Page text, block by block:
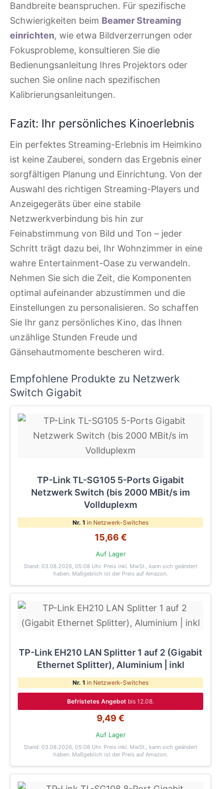
Bandbreite beanspruchen. Für spezifische
Schwierigkeiten beim Beamer Streaming
einrichten, wie etwa Bildverzerrungen oder
Fokusprobleme, konsultieren Sie die
Bedienungsanleitung Ihres Projektors oder
suchen Sie online nach spezifischen
Kalibrierungsanleitungen.
Fazit: Ihr persönliches Kinoerlebnis
Ein perfektes Streaming-Erlebnis im Heimkino
ist keine Zauberei, sondern das Ergebnis einer
sorgfältigen Planung und Einrichtung. Von der
Auswahl des richtigen Streaming-Players und
Anzeigegeräts über eine stabile
Netzwerkverbindung bis hin zur
Feinabstimmung von Bild und Ton – jeder
Schritt trägt dazu bei, Ihr Wohnzimmer in eine
wahre Entertainment-Oase zu verwandeln.
Nehmen Sie sich die Zeit, die Komponenten
optimal aufeinander abzustimmen und die
Einstellungen zu personalisieren. So schaffen
Sie Ihr ganz persönliches Kino, das Ihnen
unzählige Stunden Freude und
Gänsehautmomente bescheren wird.
Empfohlene Produkte zu Netzwerk
Switch Gigabit
TP-Link TL-SG105 5-Ports Gigabit
Netzwerk Switch (bis 2000 MBit/s im
Vollduplexm
Nr. 1 in Netzwerk-Switches
15,66 €
Auf Lager
Stand: 03.08.2026, 05:08 Uhr. Preis inkl. MwSt., kann sich geändert
haben. Maßgeblich ist der Preis auf Amazon.
TP-Link EH210 LAN Splitter 1 auf 2 (Gigabit
Ethernet Splitter), Aluminium | inkl
Nr. 1 in Netzwerk-Switches
Befristetes Angebot bis 12.08.
9,49 €
Auf Lager
Stand: 03.08.2026, 05:08 Uhr. Preis inkl. MwSt., kann sich geändert
haben. Maßgeblich ist der Preis auf Amazon.